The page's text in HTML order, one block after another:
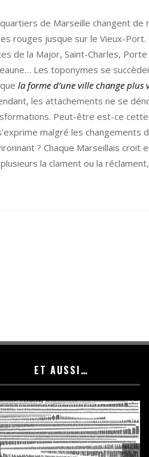
de Marseille changent de
rouges jusque sur le Vieux-Port.
de la Major, Saint-Charles,
Les toponymes se
la forme d’une ville change
les attachements ne se
Peut-être est-ce cette
malgré les changements
? Chaque Marseillais
la clament ou la
ET AUSSI…